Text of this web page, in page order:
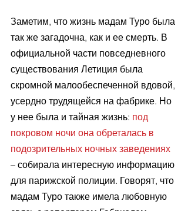
Заметим, что жизнь мадам Туро была
так же загадочна, как и ее смерть. В
официальной части повседневного
существования Летиция была
скромной малообеспеченной вдовой,
усердно трудящейся на фабрике. Но
у нее была и тайная жизнь: под
покровом ночи она обреталась в
подозрительных ночных заведениях
– собирала интересную информацию
для парижской полиции. Говорят, что
мадам Туро также имела любовную